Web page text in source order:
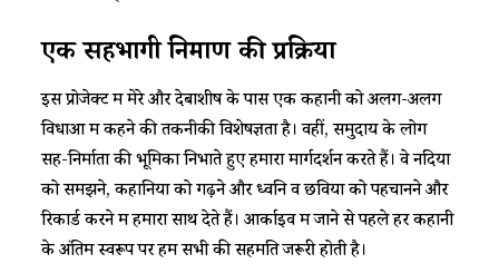
एक सहभागी निर्माण की प्रक्रिया
इस प्रोजेक्ट में मेरे और देबाशीष के पास एक कहानी को अलग-अलग
विधाओं में कहने की तकनीकी विशेषज्ञता है। वहीं, समुदाय के लोग
सह-निर्माता की भूमिका निभाते हुए हमारा मार्गदर्शन करते हैं। वे नदियों
को समझने, कहानियों को गढ़ने और ध्वनि व छवियों को पहचानने और
रिकार्ड करने में हमारा साथ देते हैं। आर्काइव में जाने से पहले हर कहानी
के अंतिम स्वरूप पर हम सभी की सहमति जरूरी होती है।